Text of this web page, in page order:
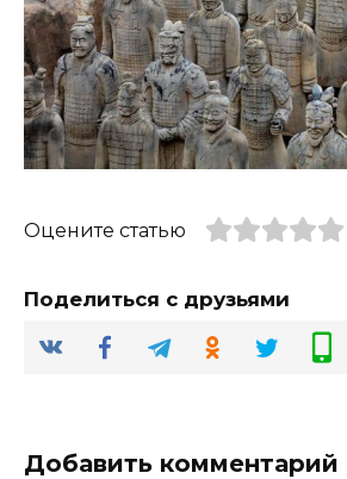
Оцените статью
Поделиться с друзьями
Добавить комментарий